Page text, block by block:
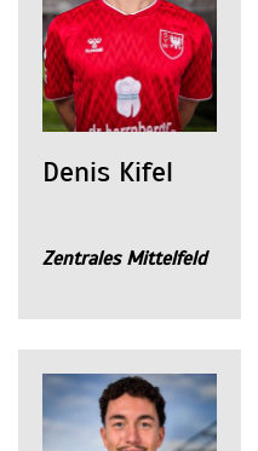
Denis Kifel
Zentrales Mittelfeld